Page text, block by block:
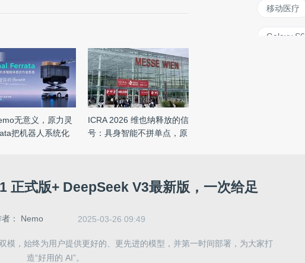
无意义，原力灵
把机器人系统化
ICRA 2026 维也纳释放的信
号：具身智能不拼单点，原
移动医疗
Galaxy S6
正式版+ DeepSeek V3最新版，一次给足
： Nemo 2025-03-26 09:49
模，始终为用户提供更好的、更先进的模型，并第一时间部署，为大家打
造“好用的 AI”。